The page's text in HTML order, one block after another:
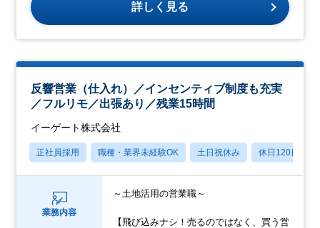
詳しく見る
反響営業（仕入れ）／インセンティブ制度も充実
／フルリモ／出張あり／残業15時間
イーゲート株式会社
正社員採用 職種・業界未経験OK 土日祝休み 休日120日以上
業務内容
～土地活用の営業職～
【飛び込みナシ！売るのではなく、買う営